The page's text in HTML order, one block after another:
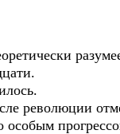
революции
особым